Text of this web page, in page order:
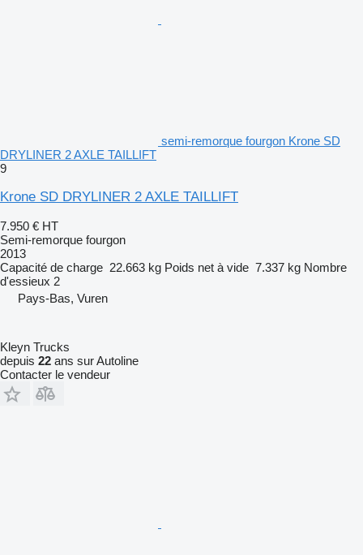
semi-remorque fourgon Krone SD
DRYLINER 2 AXLE TAILLIFT
9
Krone SD DRYLINER 2 AXLE TAILLIFT
7.950 € HT
Semi-remorque fourgon
2013
Capacité de charge 22.663 kg Poids net à vide 7.337 kg Nombre
d'essieux 2
Pays-Bas, Vuren
Kleyn Trucks
depuis 22 ans sur Autoline
Contacter le vendeur